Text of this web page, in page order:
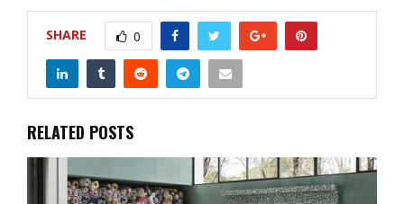
SHARE 0
RELATED POSTS